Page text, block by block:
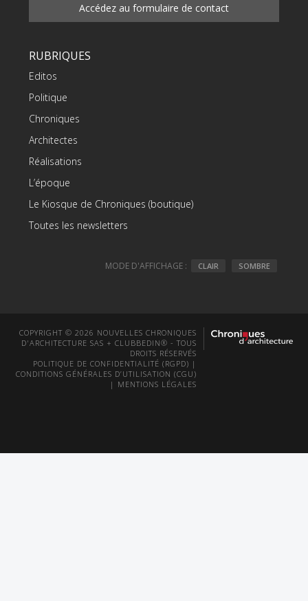
Accédez au formulaire de contact
RUBRIQUES
Editos
Politique
Chroniques
Architectes
Réalisations
L’époque
Le Kiosque de Chroniques (boutique)
Toutes les newsletters
MODE D'AFFICHAGE : CLAIR SOMBRE
COPYRIGHT © 2026 NOUVELLES CHRONIQUES
D'ARCHITECTURE SAS + CLUBBEDIN® - TOUS
DROITS RÉSERVÉS
POLITIQUE DE CONFIDENTIALITÉ (RGPD) |
CONDITIONS GÉNÉRALES D’UTILISATION (CGU)
| MENTIONS LÉGALES